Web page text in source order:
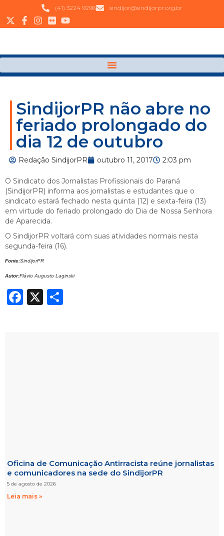
(41) 3224 9296 sindijor@sindijorpr.org.br
SindijorPR não abre no
feriado prolongado do
dia 12 de outubro
Redação SindijorPR outubro 11, 2017 2:03 pm
O Sindicato dos Jornalistas Profissionais do Paraná
(SindijorPR) informa aos jornalistas e estudantes que o
sindicato estará fechado nesta quinta (12) e sexta-feira (13)
em virtude do feriado prolongado do Dia de Nossa Senhora
de Aparecida.
O SindijorPR voltará com suas atividades normais nesta
segunda-feira (16).
Fonte:SindijorPR
Autor:Flávio Augusto Laginski
Facebook
X
Oficina de Comunicação Antirracista reúne jornalistas
e comunicadores na sede do SindijorPR
5 de agosto de 2026
Leia mais »